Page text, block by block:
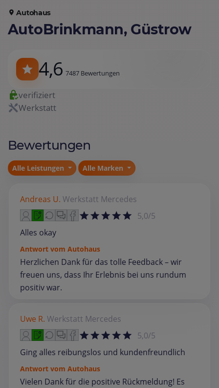
Autohaus
AutoBrinkmann, Güstrow
4,6 7487 Bewertungen
verifiziert
Werkstatt
Bewertungen
Alle Leistungen Alle Marken
Andreas U. Werkstatt Mercedes
5,0/5
Alles okay
Antwort vom Autohaus
Herzlichen Dank für das tolle Feedback – wir
freuen uns, dass Ihr Erlebnis bei uns rundum
positiv war.
Uwe R. Werkstatt Mercedes
5,0/5
Ging alles reibungslos und kundenfreundlich
Antwort vom Autohaus
Vielen Dank für die positive Rückmeldung! Es